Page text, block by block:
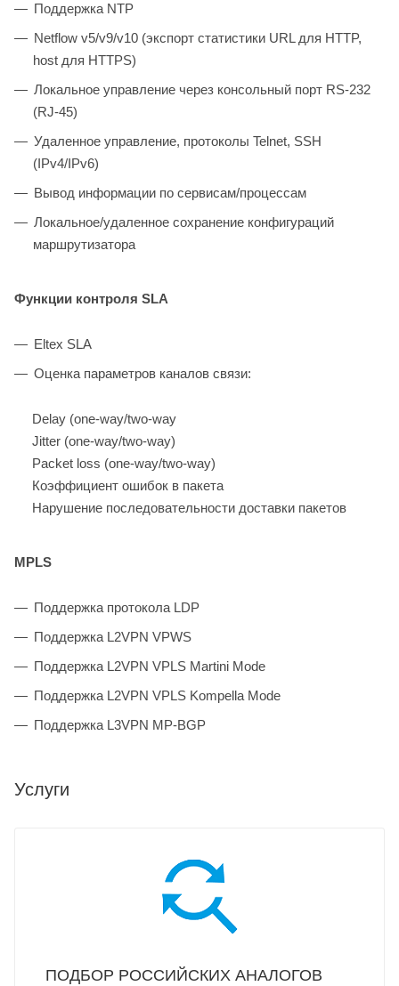
Поддержка NTP
Netflow v5/v9/v10 (экспорт статистики URL для HTTP,
host для HTTPS)
Локальное управление через консольный порт RS-232
(RJ-45)
Удаленное управление, протоколы Telnet, SSH
(IPv4/IPv6)
Вывод информации по сервисам/процессам
Локальное/удаленное сохранение конфигураций
маршрутизатора
Функции контроля SLA
Eltex SLA
Оценка параметров каналов связи:
Delay (one-way/two-way
Jitter (one-way/two-way)
Packet loss (one-way/two-way)
Коэффициент ошибок в пакета
Нарушение последовательности доставки пакетов
MPLS
Поддержка протокола LDP
Поддержка L2VPN VPWS
Поддержка L2VPN VPLS Martini Mode
Поддержка L2VPN VPLS Kompella Mode
Поддержка L3VPN MP-BGP
Услуги
ПОДБОР РОССИЙСКИХ АНАЛОГОВ